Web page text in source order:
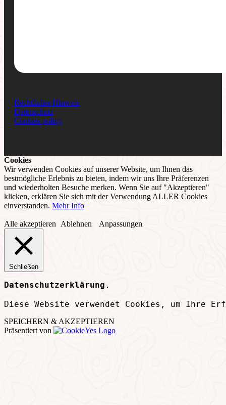
Rechtlicher Hinweis
Datenschutz
Cookies policy
Cookies
Wir verwenden Cookies auf unserer Website, um Ihnen das
bestmögliche Erlebnis zu bieten, indem wir uns Ihre Präferenzen
und wiederholten Besuche merken. Wenn Sie auf "Akzeptieren"
klicken, erklären Sie sich mit der Verwendung ALLER Cookies
einverstanden. Mehr Info
Alle akzeptieren Ablehnen Anpassungen
Schließen
Datenschutzerklärung .
Diese Website verwendet Cookies, um Ihre
SPEICHERN & AKZEPTIEREN
Präsentiert von